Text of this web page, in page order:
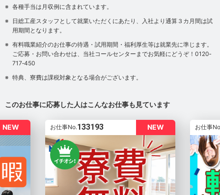
各種手当は月収例に含まれています。
日総工産スタッフとして就業いただくにあたり、入社より通算３カ月間は試
用期間となります。
有料職業紹介のお仕事の待遇・試用期間・福利厚生等は就業先に準じます。
ご応募・お問い合わせは、当社コールセンターまでお気軽にどうぞ！0120‐
717‐450
特典、寮費は課税対象となる場合がございます。
このお仕事に応募した人はこんなお仕事も見ています
NEW NEW
お仕事No.133193 お仕事